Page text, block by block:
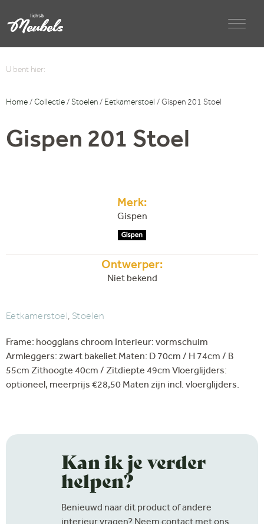
U bent hier:
Home / Collectie / Stoelen / Eetkamerstoel / Gispen 201 Stoel
Gispen 201 Stoel
Merk:
Gispen
Ontwerper:
Niet bekend
Eetkamerstoel, Stoelen
Frame: hoogglans chroom Interieur: vormschuim
Armleggers: zwart bakeliet Maten: D 70cm / H 74cm / B
55cm Zithoogte 40cm / Zitdiepte 49cm Vloerglijders:
optioneel, meerprijs €28,50 Maten zijn incl. vloerglijders.
Kan ik je verder
helpen?
Benieuwd naar dit product of andere